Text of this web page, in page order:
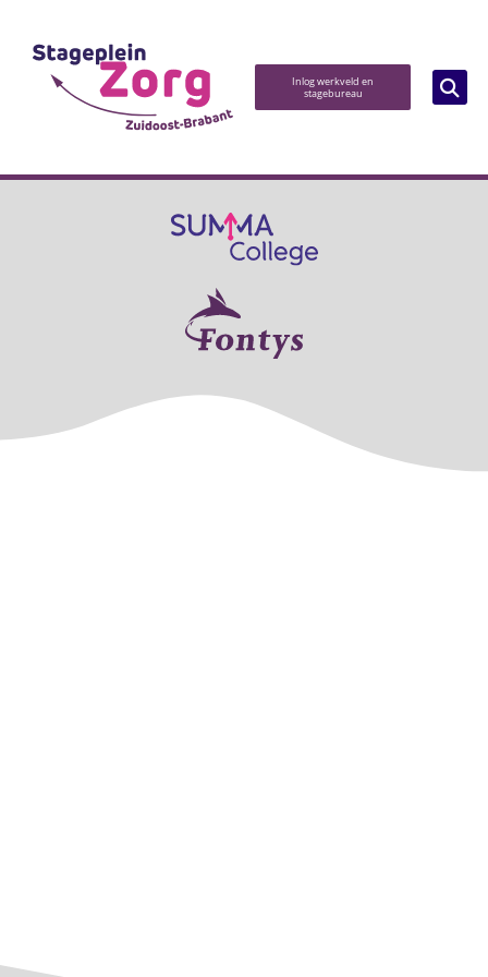
Inlog werkveld en
stagebureau